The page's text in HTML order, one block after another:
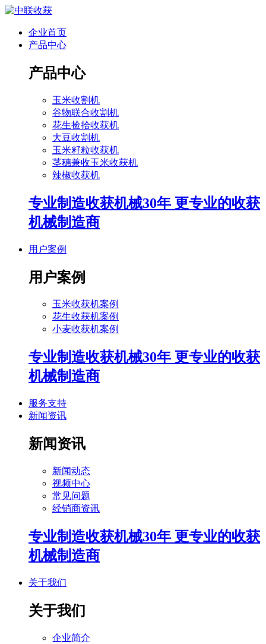
企业首页
产品中心
产品中心
玉米收割机
谷物联合收割机
花生捡拾收获机
大豆收割机
玉米籽粒收获机
茎穗兼收玉米收获机
辣椒收获机
专业制造收获机械30年 更专业的收获
机械制造商
用户案例
用户案例
玉米收获机案例
花生收获机案例
小麦收获机案例
专业制造收获机械30年 更专业的收获
机械制造商
服务支持
新闻资讯
新闻资讯
新闻动态
视频中心
常见问题
经销商资讯
专业制造收获机械30年 更专业的收获
机械制造商
关于我们
关于我们
企业简介